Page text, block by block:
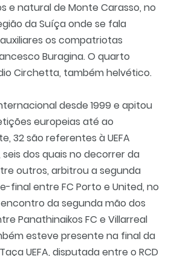
e natural de Monte Carasso, no
da Suíça onde se fala
os compatriotas
Buragina. O quarto
Circhetta, também helvético.
desde 1999 e apitou
europeias até ao
32 são referentes à UEFA
dos quais no decorrer da
outros, arbitrou a segunda
final entre FC Porto e United, no
da segunda mão dos
Panathinaikos FC e Villarreal
esteve presente na final da
UEFA, disputada entre o RCD